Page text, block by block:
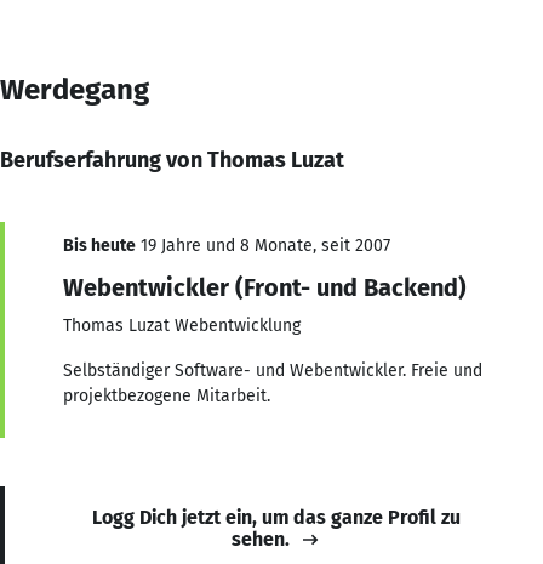
Werdegang
Berufserfahrung von Thomas Luzat
Bis heute 19 Jahre und 8 Monate, seit 2007
Webentwickler (Front- und Backend)
Thomas Luzat Webentwicklung
Selbständiger Software- und Webentwickler. Freie und
projektbezogene Mitarbeit.
Logg Dich jetzt ein, um das ganze Profil zu
sehen.